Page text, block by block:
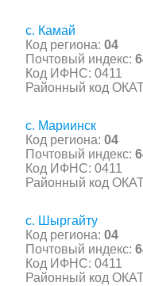
с. Камай
Код региона: 04
Почтовый индекс:
Код ИФНС: 0411
Районный код
с. Мариинск
Код региона: 04
Почтовый индекс:
Код ИФНС: 0411
Районный код
с. Шыргайту
Код региона: 04
Почтовый индекс:
Код ИФНС: 0411
Районный код